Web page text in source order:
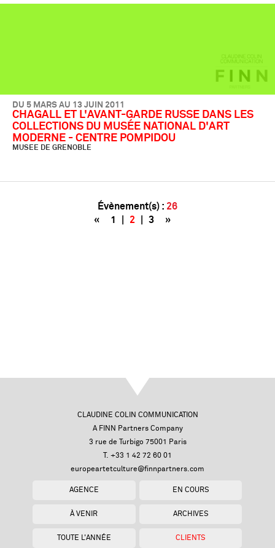
DU 5 MARS AU 13 JUIN 2011
CHAGALL ET L'AVANT-GARDE RUSSE DANS LES
COLLECTIONS DU MUSÉE NATIONAL D'ART
MODERNE - CENTRE POMPIDOU
MUSEE DE GRENOBLE
Évènement(s) : 26
«
1 2| 3 »
CLAUDINE COLIN COMMUNICATION
A FINN Partners Company
3 rue de Turbigo 75001 Paris
T. +33 1 42 72 60 01
europeartetculture@finnpartners.com
AGENCE EN COURS
À VENIR ARCHIVES
TOUTE L'ANNÉE CLIENTS